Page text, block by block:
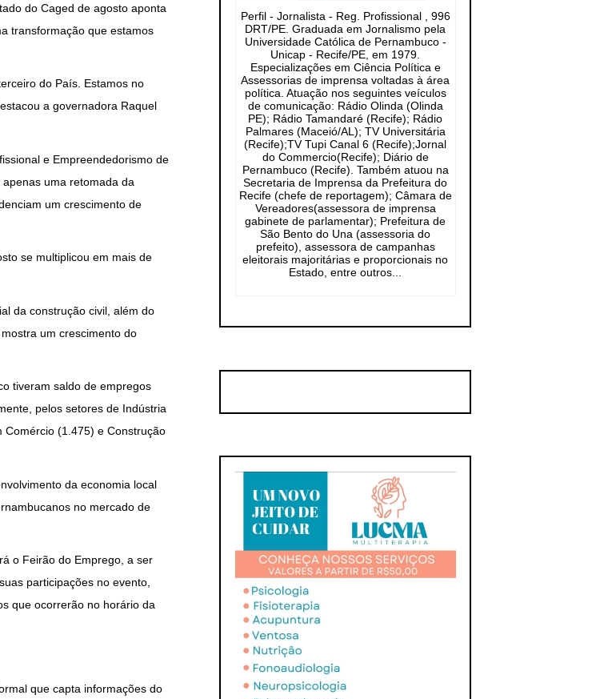
do Caged de agosto aponta
transformação que estamos
do País. Estamos no
a governadora Raquel
e Empreendedorismo de
uma retomada da
um crescimento de
se multiplicou em mais de
da construção civil, além do
um crescimento do
tiveram saldo de empregos
pelos setores de Indústria
(1.475) e Construção
da economia local
no mercado de
o Feirão do Emprego, a ser
participações no evento,
que ocorrerão no horário da
que capta informações do
Perfil - Jornalista - Reg. Profissional , 996
DRT/PE. Graduada em Jornalismo pela
Universidade Católica de Pernambuco -
Unicap - Recife/PE, em 1979.
Especializações em Ciência Política e
Assessorias de imprensa voltadas à área
política. Atuação nos seguintes veículos
de comunicação: Rádio Olinda (Olinda
PE); Rádio Tamandaré (Recife); Rádio
Palmares (Maceió/AL); TV Universitária
(Recife);TV Tupi Canal 6 (Recife);Jornal
do Commercio(Recife); Diário de
Pernambuco (Recife). Também atuou na
Secretaria de Imprensa da Prefeitura do
Recife (chefe de reportagem); Câmara de
Vereadores(assessora de imprensa
gabinete de parlamentar); Prefeitura de
São Bento do Una (assessoria do
prefeito), assessora de campanhas
eleitorais majoritárias e proporcionais no
Estado, entre outros...